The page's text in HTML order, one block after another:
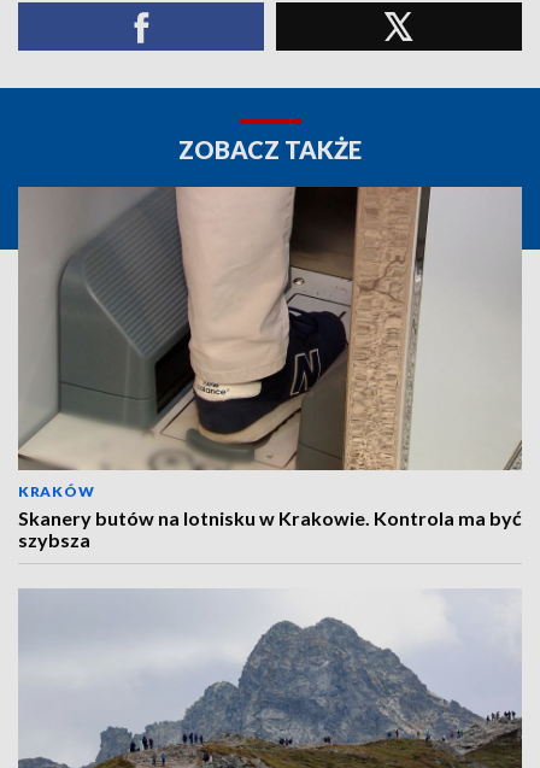
ZOBACZ TAKŻE
KRAKÓW
Skanery butów na lotnisku w Krakowie. Kontrola ma być
szybsza